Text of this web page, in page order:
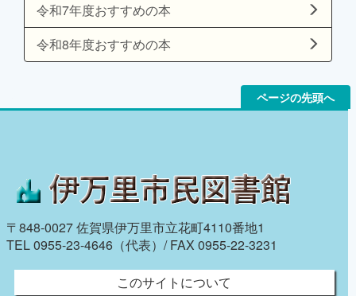
令和7年度おすすめの本
令和8年度おすすめの本
ページの先頭へ
〒848-0027 佐賀県伊万里市立花町4110番地1
TEL 0955-23-4646（代表）/ FAX 0955-22-3231
このサイトについて